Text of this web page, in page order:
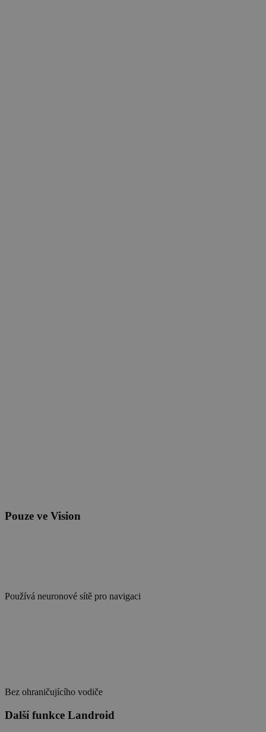
Pouze ve Vision
Používá neuronové sítě pro navigaci
Bez ohraničujícího vodiče
Další funkce Landroid